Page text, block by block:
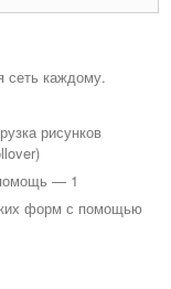
сеть каждому.
рисунков
— 1
форм с помощью